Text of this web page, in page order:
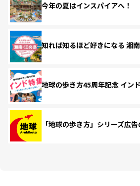
今年の夏はインスパイアへ！
知れば知るほど好きになる 湘
地球の歩き方45周年記念 イン
「地球の歩き方」シリーズ広